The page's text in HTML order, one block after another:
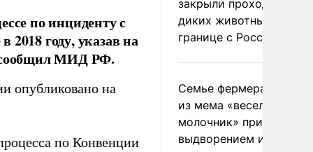
по инциденту с
году, указав на
сообщил МИД РФ.
опубликовано на
по Конвенции
закрыли проходы для
диких животных на
границе с Россией
Семье фермера
из мема «веселый
молочник» пригрозили
выдворением из